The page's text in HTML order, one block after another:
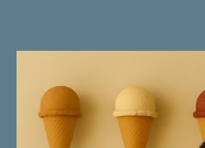
faszinierendes Beispiel
einer 51-jährigen Frau,